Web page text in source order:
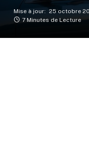
Mise à jour: 25 octobre
7 Minutes de Lecture